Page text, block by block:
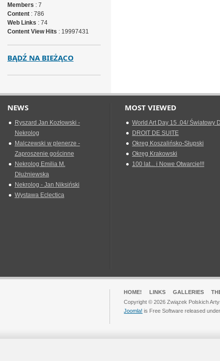
Members : 7
Content: 786
Web Links : 74
Content View Hits : 19997431
BĄDŹ NA BIEŻĄCO
NEWS
Ryszard Jan Kozłowski -
Nekrolog
Malczewski w plenerze -
Zaproszenie gościnne
Nekrolog Emilia M.
Dłużniewska
Nekrolog - Jan Niksiński
Wystawa Eclectica
MOST VIEWED
World Art Day 15 .04/ Światowy
DROIT DE SUITE
Okreg Koszalińsko-Słupski
Okręg Krakowski
100 lat... i Nowe Otwarcie!!!
HOME! LINKS GALLERIES
Copyright © 2026 Związek Polskich
Joomla! is Free Software released